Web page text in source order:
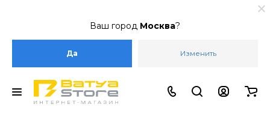
Ваш город Москва?
Да Изменить